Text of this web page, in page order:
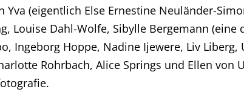
(eigentlich Else Ernestine Neuländer-
Louise Dahl-Wolfe, Sibylle Bergemann
Ingeborg Hoppe, Nadine Ijewere, Liv
Rohrbach, Alice Springs und Ellen von